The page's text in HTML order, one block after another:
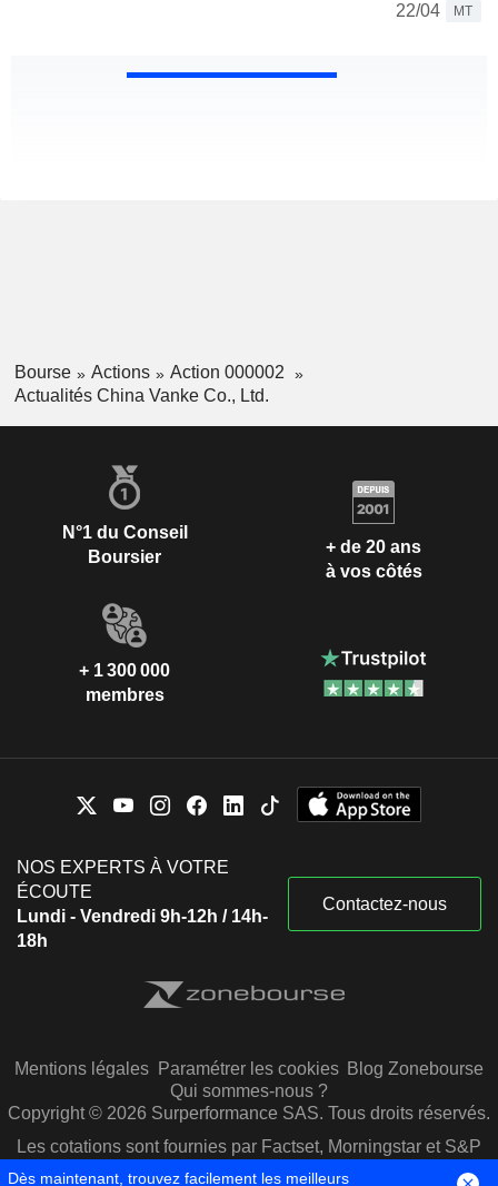
22/04
MT
Bourse Actions
Action 000002
Actualités China Vanke Co., Ltd.
N°1 du Conseil
Boursier
+ de 20 ans
à vos côtés
+ 1 300 000
membres
NOS EXPERTS À VOTRE
ÉCOUTE
Lundi - Vendredi 9h-12h / 14h-
18h
Contactez-nous
Mentions légales Paramétrer les cookies Blog Zonebourse
Qui sommes-nous ?
Copyright © 2026 Surperformance SAS. Tous droits réservés.
Les cotations sont fournies par Factset, Morningstar et S&P
Capital IQ
Dès maintenant, trouvez facilement les meilleurs